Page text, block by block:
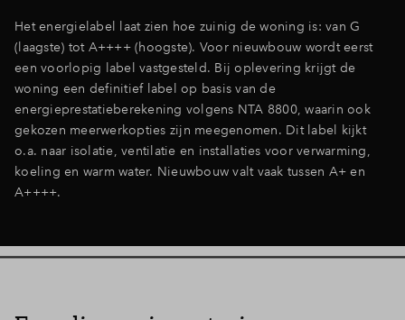
Het energielabel laat zien hoe zuinig de woning is: van G
(laagste) tot A++++ (hoogste). Voor nieuwbouw wordt eerst
een voorlopig label vastgesteld. Bij oplevering krijgt de
woning een definitief label op basis van de
energieprestatieberekening volgens NTA 8800, waarin ook
gekozen meerwerkopties zijn meegenomen. Dit label kijkt
o.a. naar isolatie, ventilatie en installaties voor verwarming,
koeling en warm water. Nieuwbouw valt vaak tussen A+ en
A++++.